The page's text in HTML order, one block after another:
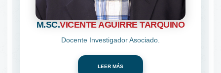
M.SC.VICENTE AGUIRRE TARQUINO
Docente Investigador Asociado.
LEER MÁS